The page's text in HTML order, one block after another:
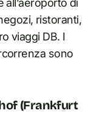
ristoranti,
viaggi DB. I
sono
(Frankfurt